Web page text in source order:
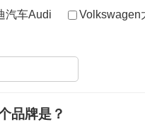
汽车Audi Volkswagen
品牌是？